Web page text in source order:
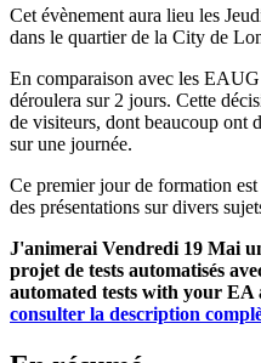
Cet évènement aura lieu les
dans le quartier de la City de
En comparaison avec les
déroulera sur 2 jours. Cette
de visiteurs, dont beaucoup ont
sur une journée.
Ce premier jour de formation
des présentations sur divers
J'animerai Vendredi 19 Mai
projet de tests automatisés
automated tests with your EA
consulter la description